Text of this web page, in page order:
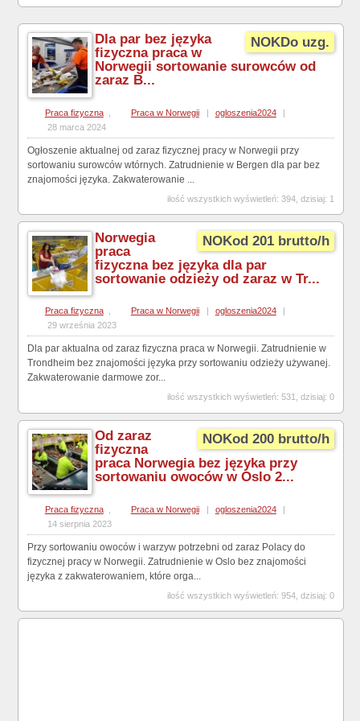
NOKDo uzg.
Dla par bez języka
fizyczna praca w
Norwegii sortowanie surowców od
zaraz B...
Praca fizyczna Praca w Norwegii | ogloszenia2024
|
28 marca 2024
Ogłoszenie aktualnej od zaraz fizycznej pracy w Norwegii przy
sortowaniu surowców wtórnych. Zatrudnienie w Bergen dla par bez
znajomości języka. Zakwaterowanie ...
ilość wszystkich wyświetleń: 394, dzisiaj: 1
NOKod 201 brutto/h
Norwegia
praca
fizyczna bez języka dla par
sortowanie odzieży od zaraz w Tr...
Praca fizyczna , Praca w Norwegii ogloszenia2024
29 września 2023
Dla par aktualna od zaraz fizyczna praca w Norwegii. Zatrudnienie w
Trondheim bez znajomości języka przy sortowaniu odzieży używanej.
Zakwaterowanie darmowe zor...
ilość wszystkich wyświetleń: 531, dzisiaj: 0
NOKod 200 brutto/h
Od zaraz
fizyczna
praca Norwegia bez języka przy
sortowaniu owoców w Oslo 2...
Praca fizyczna Praca w Norwegii | ogloszenia2024
|
14 sierpnia 2023
Przy sortowaniu owoców i warzyw potrzebni od zaraz Polacy do
fizycznej pracy w Norwegii. Zatrudnienie w Oslo bez znajomości
języka z zakwaterowaniem, które orga...
ilość wszystkich wyświetleń: 954, dzisiaj: 0